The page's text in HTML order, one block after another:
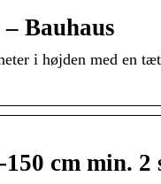
Bauhaus
i højden med en
cm min. 2